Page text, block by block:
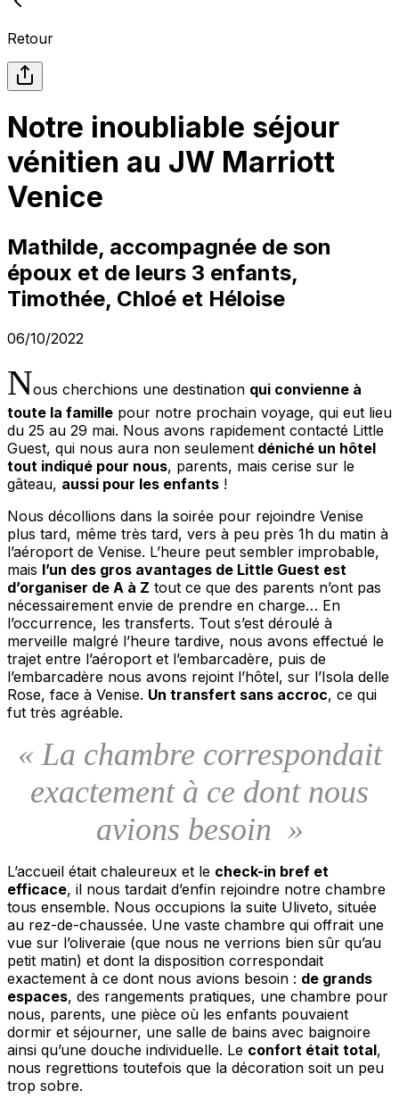
Retour
Notre inoubliable séjour
vénitien au JW Marriott
Venice
Mathilde, accompagnée de son
époux et de leurs 3 enfants,
Timothée, Chloé et Héloise
06/10/2022
Nous cherchions une destination qui convienne à
toute la famille pour notre prochain voyage, qui eut lieu
du 25 au 29 mai. Nous avons rapidement contacté Little
Guest, qui nous aura non seulement déniché un hôtel
tout indiqué pour nous, parents, mais cerise sur le
gâteau, aussi pour les enfants !
Nous décollions dans la soirée pour rejoindre Venise
plus tard, même très tard, vers à peu près 1h du matin à
l’aéroport de Venise. L’heure peut sembler improbable,
mais l’un des gros avantages de Little Guest est
d’organiser de A à Z tout ce que des parents n’ont pas
nécessairement envie de prendre en charge… En
l’occurrence, les transferts. Tout s’est déroulé à
merveille malgré l’heure tardive, nous avons effectué le
trajet entre l’aéroport et l’embarcadère, puis de
l’embarcadère nous avons rejoint l’hôtel, sur l’Isola delle
Rose, face à Venise. Un transfert sans accroc, ce qui
fut très agréable.
« La chambre correspondait
exactement à ce dont nous
avions besoin »
L’accueil était chaleureux et le check-in bref et
efficace, il nous tardait d’enfin rejoindre notre chambre
tous ensemble. Nous occupions la suite Uliveto, située
au rez-de-chaussée. Une vaste chambre qui offrait une
vue sur l’oliveraie (que nous ne verrions bien sûr qu’au
petit matin) et dont la disposition correspondait
exactement à ce dont nous avions besoin : de grands
espaces, des rangements pratiques, une chambre pour
nous, parents, une pièce où les enfants pouvaient
dormir et séjourner, une salle de bains avec baignoire
ainsi qu’une douche individuelle. Le confort était total,
nous regrettions toutefois que la décoration soit un peu
trop sobre.